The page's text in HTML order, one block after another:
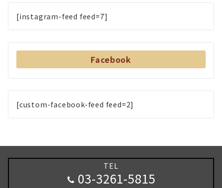
[instagram-feed feed=7]
Facebook
[custom-facebook-feed feed=2]
TEL
03-3261-5815